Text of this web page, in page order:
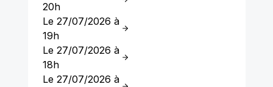
20h
Le 27/07/2026 à
19h
Le 27/07/2026 à
18h
Le 27/07/2026 à